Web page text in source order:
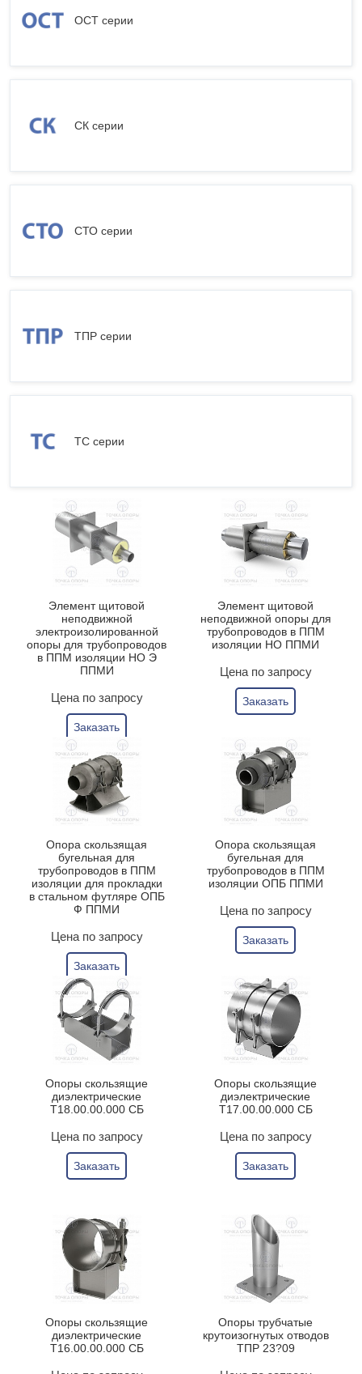
ОСТ серии
СК серии
СТО серии
ТПР серии
ТС серии
Элемент щитовой
неподвижной
электроизолированной
опоры для трубопроводов
в ППМ изоляции НО Э
ППМИ
Цена по запросу
Заказать
Элемент щитовой
неподвижной опоры для
трубопроводов в ППМ
изоляции НО ППМИ
Цена по запросу
Заказать
Опора скользящая
бугельная для
трубопроводов в ППМ
изоляции для прокладки
в стальном футляре ОПБ
Ф ППМИ
Цена по запросу
Заказать
Опора скользящая
бугельная для
трубопроводов в ППМ
изоляции ОПБ ППМИ
Цена по запросу
Заказать
Опоры скользящие
диэлектрические
Т18.00.00.000 СБ
Цена по запросу
Заказать
Опоры скользящие
диэлектрические
Т17.00.00.000 СБ
Цена по запросу
Заказать
Опоры скользящие
диэлектрические
Т16.00.00.000 СБ
Опоры трубчатые
крутоизогнутых отводов
ТПР 23?09